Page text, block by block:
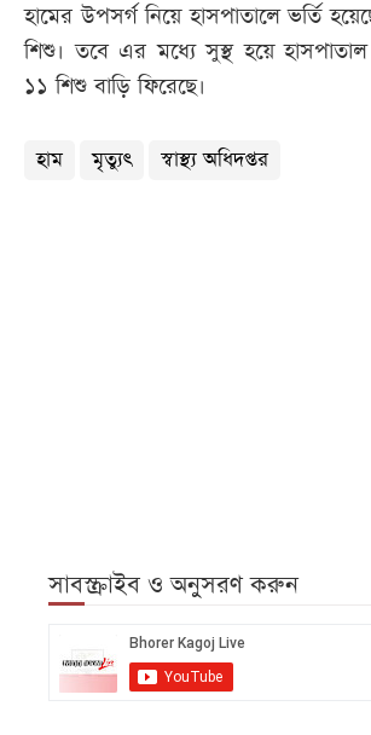
হামের উপসর্গ নিয়ে হাসপাতালে ভর্তি
শিশু। তবে এর মধ্যে সুস্থ হয়ে
১১ শিশু বাড়ি ফিরেছে।
হাম মৃত্যুৎ স্বাস্থ্য অধিদপ্তর
সাবস্ক্রাইব ও অনুসরণ করুন